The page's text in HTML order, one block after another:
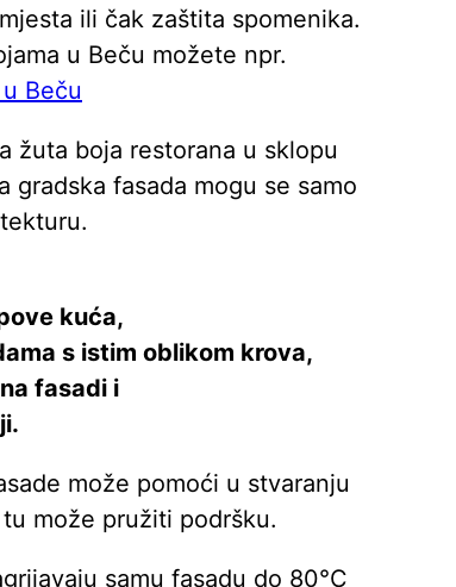
ili čak zaštita spomenika.
u Beču možete npr.
Beču
žuta boja restorana u sklopu
gradska fasada mogu se samo
kuća,
s istim oblikom krova,
fasadi i
može pomoći u stvaranju
može pružiti podršku.
samu fasadu do 80°C